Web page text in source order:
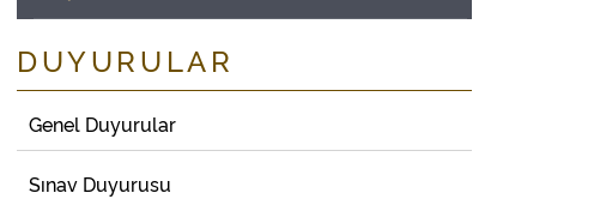
DUYURULAR
Genel Duyurular
Sınav Duyurusu